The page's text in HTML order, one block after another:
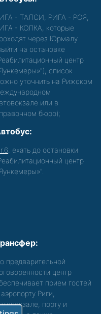
- ТАЛСИ, РИГА - РОЯ,
- КОЛКА, которые
через Юрмалу
на остановке
центр
список
уточнить на Рижском
или в
бюро);
, ехать до остановки
центр
предварительной
центр
прием гостей
Риги,
порту и